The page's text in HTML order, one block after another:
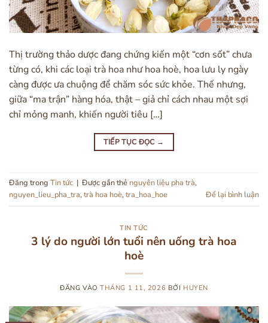
Thị trường thảo dược đang chứng kiến một “cơn sốt” chưa
từng có, khi các loại trà hoa như hoa hoè, hoa lưu ly ngày
càng được ưa chuộng để chăm sóc sức khỏe. Thế nhưng,
giữa “ma trận” hàng hóa, thật – giả chỉ cách nhau một sợi
chỉ mỏng manh, khiến người tiêu […]
TIẾP TỤC ĐỌC →
Đăng trong Tin tức | Được gắn thẻ nguyên liệu pha trà,
nguyen_lieu_pha_tra, trà hoa hoè, tra_hoa_hoe Để lại bình luận
TIN TỨC
3 lý do người lớn tuổi nên uống trà hoa
hoè
ĐĂNG VÀOTHÁNG 1 11, 2026 BỞI HUYEN